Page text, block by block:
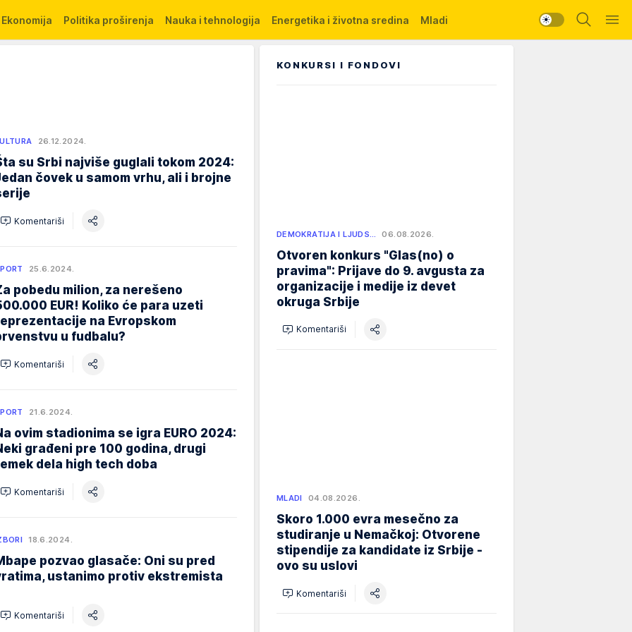
Ekonomija Politika proširenja Nauka i tehnologija Energetika i životna sredina Mladi
26.12.2024.
su Srbi najviše guglali tokom 2024:
čovek u samom vrhu, ali i brojne
Komentariši
25.6.2024.
pobedu milion, za nerešeno
EUR! Koliko će para uzeti
na Evropskom
u fudbalu?
Komentariši
21.6.2024.
ovim stadionima se igra EURO 2024:
građeni pre 100 godina, drugi
dela high tech doba
Komentariši
18.6.2024.
pozvao glasače: Oni su pred
ustanimo protiv ekstremista
Komentariši
KONKURSI I FONDOVI
DEMOKRATIJA I LJUDS… 06.08.2026.
Otvoren konkurs "Glas(no) o
pravima": Prijave do 9. avgusta za
organizacije i medije iz devet
okruga Srbije
Komentariši
MLADI 04.08.2026.
Skoro 1.000 evra mesečno za
studiranje u Nemačkoj: Otvorene
stipendije za kandidate iz Srbije -
ovo su uslovi
Komentariši